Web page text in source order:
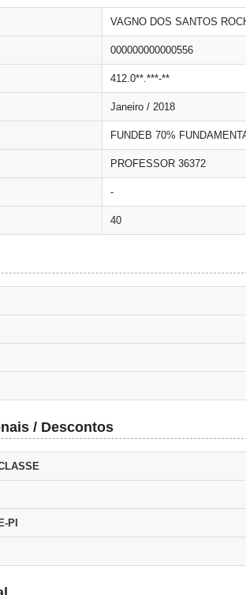
VAGNO DOS SANTOS
000000000000556
412.0**.***-**
Janeiro / 2018
FUNDEB 70%
PROFESSOR 36372
-
40
/ Descontos
PI